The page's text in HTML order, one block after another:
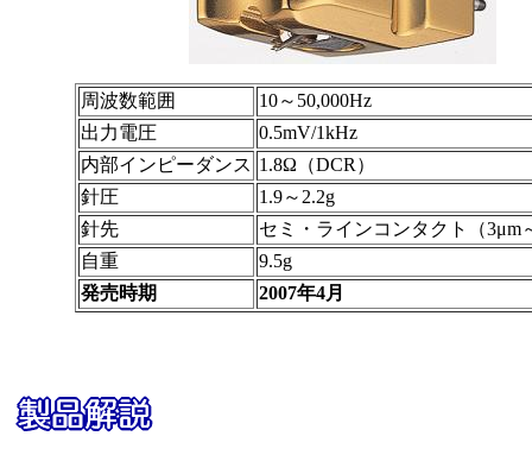
周波数範囲
10～50,000Hz
出力電圧
0.5mV/1kHz
内部インピーダンス 1.8Ω（DCR）
針圧
1.9～2.2g
針先
セミ・ラインコンタクト（3μm
自重
9.5g
発売時期
2007年4月